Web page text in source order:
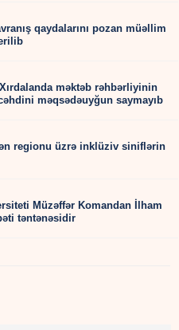
qaydalarını pozan müəllim
məktəb rəhbərliyinin
məqsədəuyğun saymayıb
regionu üzrə inklüziv siniflərin
Müzəffər Komandan İlham
təntənəsidir